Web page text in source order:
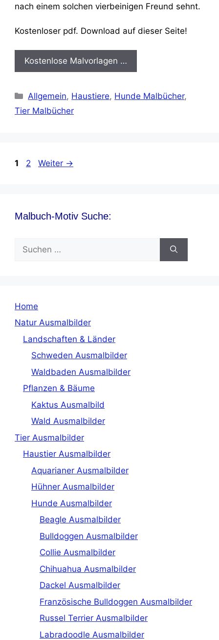
nach einem solchen vierbeinigen Freund sehnt.
Kostenloser pdf. Download auf dieser Seite!
Kostenlose Malvorlagen …
Kategorien
Allgemein, Haustiere, Hunde Malbücher,
Tier Malbücher
Seite
1 Seite
2 Weiter →
Malbuch-Motiv Suche:
nach:
Home
Natur Ausmalbilder
Landschaften & Länder
Schweden Ausmalbilder
Waldbaden Ausmalbilder
Pflanzen & Bäume
Kaktus Ausmalbild
Wald Ausmalbilder
Tier Ausmalbilder
Haustier Ausmalbilder
Aquarianer Ausmalbilder
Hühner Ausmalbilder
Hunde Ausmalbilder
Beagle Ausmalbilder
Bulldoggen Ausmalbilder
Collie Ausmalbilder
Chihuahua Ausmalbilder
Dackel Ausmalbilder
Französische Bulldoggen Ausmalbilder
Russel Terrier Ausmalbilder
Labradoodle Ausmalbilder